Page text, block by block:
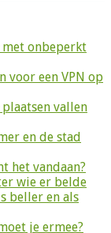
met onbeperkt
voor een VPN op
vallen
en de stad
het vandaan?
wie er belde
beller en als
je ermee?